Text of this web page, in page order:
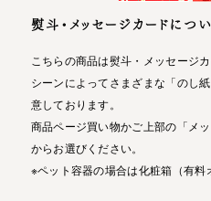
熨斗・メッセージカードにつ
こちらの商品は熨斗・メッセージ
シーンによってさまざまな「のし
意しております。
商品ページ買い物かご上部の「メ
からお選びください。
※ペット容器の場合は化粧箱（有料